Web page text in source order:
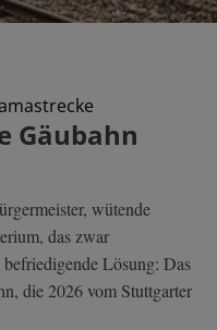
Gäubahn
wütende
das zwar
Lösung: Das
die 2026 vom Stuttgarter